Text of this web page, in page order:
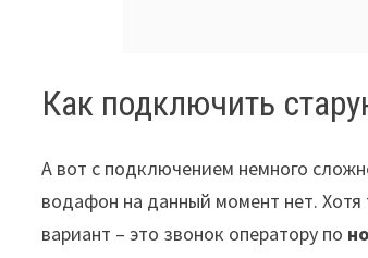
Как подключить
А вот с подключением немного
водафон на данный момент нет.
вариант – это звонок оператору по